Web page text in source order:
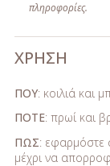
πληροφορίες.
ΧΡΉΣΗ
ΠΟΥ: κοιλιά και
ΠΟΤΕ: πρωί και
ΠΩΣ: εφαρμόστε
μέχρι να